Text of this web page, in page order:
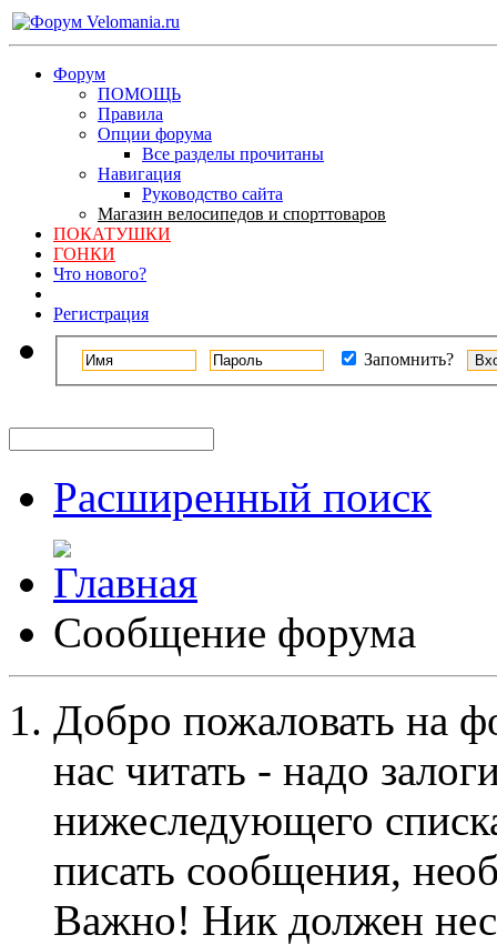
Форум
ПОМОЩЬ
Правила
Опции форума
Все разделы прочитаны
Навигация
Руководство сайта
Магазин велосипедов и спорттоваров
ПОКАТУШКИ
ГОНКИ
Что нового?
Регистрация
Запомнить?
Расширенный поиск
Сообщение форума
Добро пожаловать на
нас читать - надо
нижеследующего
писать сообщения,
Важно! Ник должен